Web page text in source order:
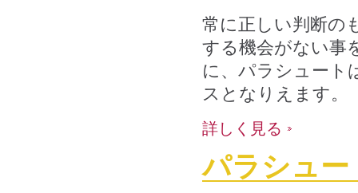
常に正しい判断の
する機会がない事
に、パラシュート
スとなりえます。
詳しく見る
パラシュー